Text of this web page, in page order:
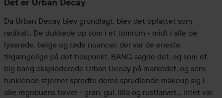
Det er Urban Decay
Da Urban Decay blev grundlagt, blev det opfattet som
radikalt. De dukkede op som i et tomrum - midt i alle de
lyserøde, beige og røde nuancer, der var de eneste
tilgængelige på det tidspunkt. BANG sagde det, og som et
big bang eksploderede Urban Decay på markedet, og som
funklende stjerner spredte deres sprudlende makeup sig i
alle regnbuens farver - grøn, gul, lilla og rustfarvet... intet var